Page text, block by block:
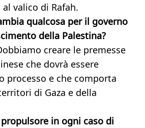
valico di Rafah.
qualcosa per il governo
della Palestina?
creare le premesse
che dovrà essere
processo e che comporta
di Gaza e della
in ogni caso di